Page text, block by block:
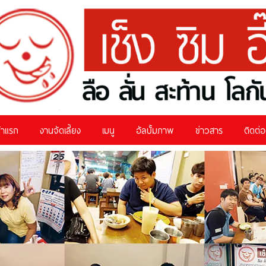
แรก งานจัดเลี้ยง เมนู อัลบั้มภาพ ข่าวสาร ติดต่อ